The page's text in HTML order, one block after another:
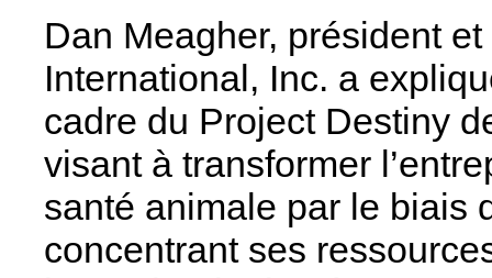
Dan Meagher, président
International, Inc. a
cadre du Project Destiny
visant à transformer
santé animale par le biais
concentrant ses